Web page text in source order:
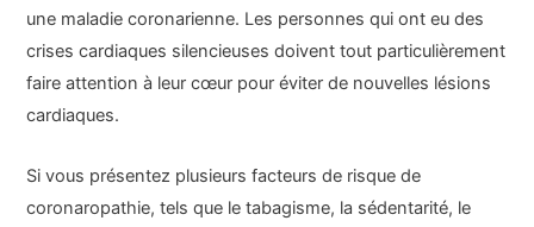
une maladie coronarienne. Les personnes qui ont eu des
crises cardiaques silencieuses doivent tout particulièrement
faire attention à leur cœur pour éviter de nouvelles lésions
cardiaques.
Si vous présentez plusieurs facteurs de risque de
coronaropathie, tels que le tabagisme, la sédentarité, le